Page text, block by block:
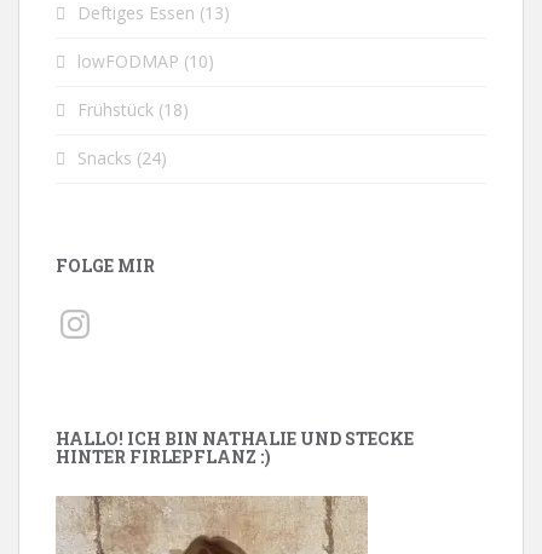
Deftiges Essen (13)
lowFODMAP (10)
Frühstück (18)
Snacks (24)
FOLGE MIR
Instagram
HALLO! ICH BIN NATHALIE UND STECKE
HINTER FIRLEPFLANZ :)